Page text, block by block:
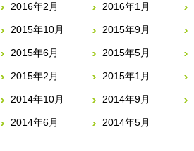
2016年2月 2016年1月
2015年10月 2015年9月
2015年6月 2015年5月
2015年2月 2015年1月
2014年10月 2014年9月
2014年6月 2014年5月